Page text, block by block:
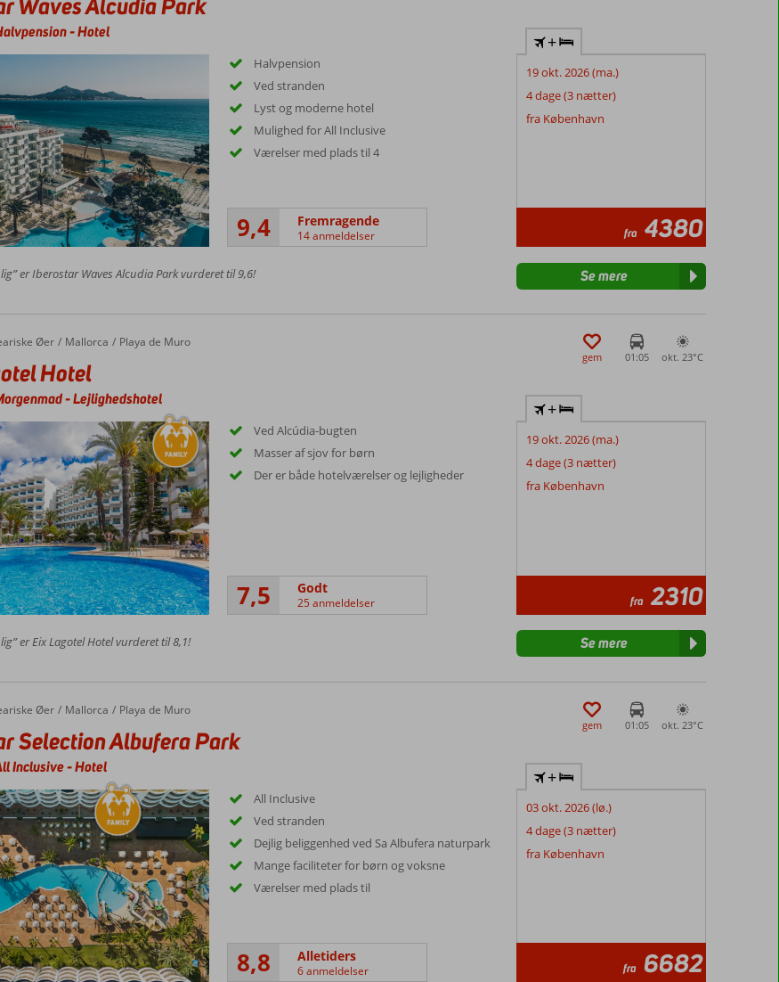
-Hotel
Halvpension
Ved stranden
Lyst og moderne hotel
Mulighed for All Inclusive
Værelser med plads til 4
9,4 Fremragende
14 anmeldelser
+
19 okt. 2026 (ma.)
4 dage (3 nætter)
fra København
fra 4380
er Iberostar Waves Alcudia Park vurderet til 9,6! Se mere
Øer Mallorca Playa de Muro
Hotel
-Lejlighedshotel
gem 01:05 okt. 23°C
Ved Alcúdia-bugten
Masser af sjov for børn
Der er både hotelværelser og lejligheder
7,5 Godt
25 anmeldelser
+
19 okt. 2026 (ma.)
4 dage (3 nætter)
fra København
fra 2310
er Eix Lagotel Hotel vurderet til 8,1! Se mere
Øer Mallorca Playa de Muro
Selection Albufera Park
Inclusive-Hotel
gem 01:05 okt. 23°C
All Inclusive
Ved stranden
Dejlig beliggenhed ved Sa Albufera naturpark
Mange faciliteter for børn og voksne
Værelser med plads til
8,8 Alletiders
6 anmeldelser
+
03 okt. 2026 (lø.)
4 dage (3 nætter)
fra København
fra 6682